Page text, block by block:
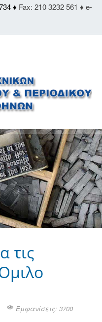
♦ Fax: 210 3232 561 ♦ e-
τις
Εμφανίσεις: 3700